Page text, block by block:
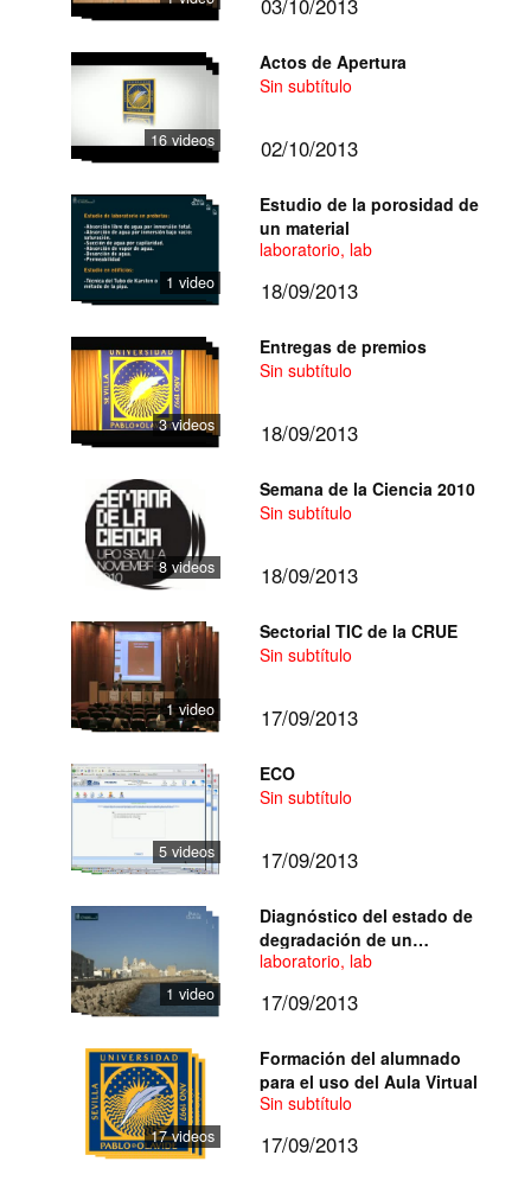
03/10/2013
16 videos
Actos de Apertura
Sin subtítulo
02/10/2013
1 video
Estudio de la porosidad de
un material
laboratorio, lab
18/09/2013
3 videos
Entregas de premios
Sin subtítulo
18/09/2013
8 videos
Semana de la Ciencia 2010
Sin subtítulo
18/09/2013
1 video
Sectorial TIC de la CRUE
Sin subtítulo
17/09/2013
5 videos
ECO
Sin subtítulo
17/09/2013
1 video
Diagnóstico del estado de
degradación de un
Monumento
laboratorio, lab
17/09/2013
17 videos
Formación del alumnado
para el uso del Aula Virtual
Sin subtítulo
17/09/2013